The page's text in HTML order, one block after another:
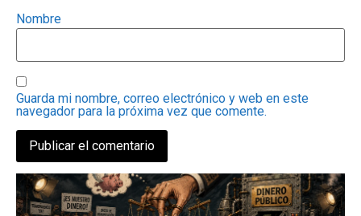
Nombre
Guarda mi nombre, correo electrónico y web en este
navegador para la próxima vez que comente.